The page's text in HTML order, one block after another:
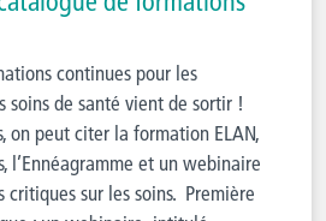
continues pour les
soins de santé vient de sortir !
on peut citer la formation ELAN,
l’Ennéagramme et un webinaire
sur les soins. Première